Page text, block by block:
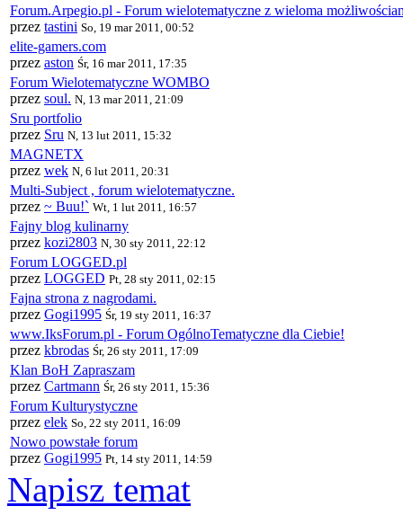
Forum.Arpegio.pl - Forum wielotematyczne z wieloma
przez tastini So, 19 mar 2011, 00:52
elite-gamers.com
przez aston Śr, 16 mar 2011, 17:35
Forum Wielotematyczne WOMBO
przez soul. N, 13 mar 2011, 21:09
Sru portfolio
przez Sru N, 13 lut 2011, 15:32
MAGNETX
przez wek N, 6 lut 2011, 20:31
Multi-Subject , forum wielotematyczne.
przez ~ Buu!` Wt, 1 lut 2011, 16:57
Fajny blog kulinarny
przez kozi2803 N, 30 sty 2011, 22:12
Forum LOGGED.pl
przez LOGGED Pt, 28 sty 2011, 02:15
Fajna strona z nagrodami.
przez Gogi1995 Śr, 19 sty 2011, 16:37
www.IksForum.pl - Forum OgólnoTematyczne dla Ciebie!
przez kbrodas Śr, 26 sty 2011, 17:09
Klan BoH Zapraszam
przez Cartmann Śr, 26 sty 2011, 15:36
Forum Kulturystyczne
przez elek So, 22 sty 2011, 16:09
Nowo powstałe forum
przez Gogi1995 Pt, 14 sty 2011, 14:59
Napisz temat